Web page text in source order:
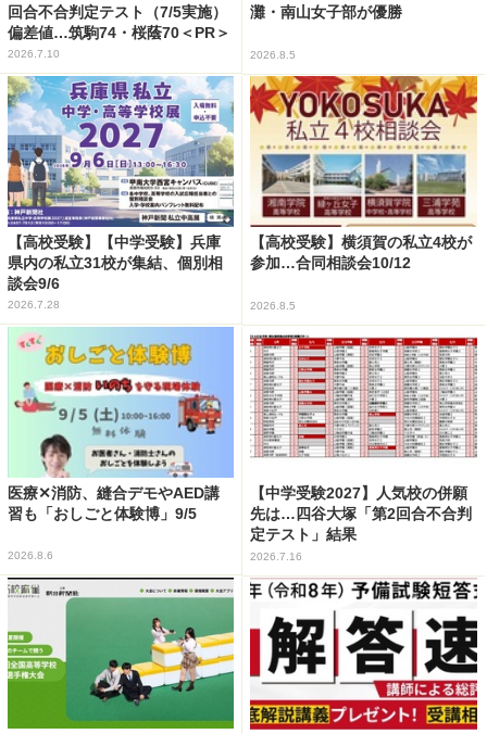
回合不合判定テスト（7/5実施）
偏差値…筑駒74・桜蔭70＜PR＞
2026.7.10
灘・南山女子部が優勝
2026.8.5
【高校受験】【中学受験】兵庫
県内の私立31校が集結、個別相
談会9/6
2026.7.28
【高校受験】横須賀の私立4校が
参加…合同相談会10/12
2026.8.5
医療✕消防、縫合デモやAED講
習も「おしごと体験博」9/5
2026.8.6
【中学受験2027】人気校の併願
先は…四谷大塚「第2回合不合判
定テスト」結果
2026.7.16